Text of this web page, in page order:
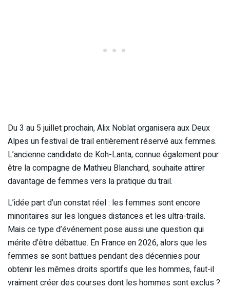
Du 3 au 5 juillet prochain, Alix Noblat organisera aux Deux
Alpes un festival de trail entièrement réservé aux femmes.
L’ancienne candidate de Koh-Lanta, connue également pour
être la compagne de Mathieu Blanchard, souhaite attirer
davantage de femmes vers la pratique du trail.
L’idée part d’un constat réel : les femmes sont encore
minoritaires sur les longues distances et les ultra-trails.
Mais ce type d’événement pose aussi une question qui
mérite d’être débattue. En France en 2026, alors que les
femmes se sont battues pendant des décennies pour
obtenir les mêmes droits sportifs que les hommes, faut-il
vraiment créer des courses dont les hommes sont exclus ?